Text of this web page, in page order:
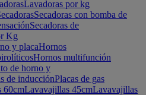
Lavadoras por kg
Secadoras con bomba de
Secadoras de
Kg
y placaHornos
Hornos multifunción
de horno y
de inducciónPlacas de gas
60cmLavavajillas 45cmLavavajillas